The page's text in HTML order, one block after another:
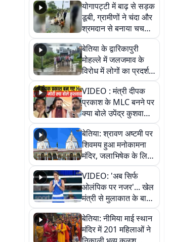
योगापट्टी में बाढ़ से सड़क
डूबी, ग्रामीणों ने चंदा और
श्रमदान से बनाया चचरी
पुल
बेतिया के द्वारिकापुरी
मोहल्ले में जलजमाव के
विरोध में लोगों का प्रदर्शन,
स्थायी समाधान की मांग
VIDEO : मंत्री दीपक
प्रकाश के MLC बनने पर
क्या बोले उपेंद्र कुशवाहा,
सुनिए
बेतिया: श्रावण अष्टमी पर
शिवमय हुआ मनोकामना
मंदिर, जलाभिषेक के लिए
लगी लंबी कतारें
VIDEO: 'अब सिर्फ
ओलंपिक पर नजर'... खेल
मंत्री से मुलाकात के बाद
जैसमीन लंबोरिया का बड़ा
बयान
बेतिया: नीमिया माई स्थान
मंदिर में 201 महिलाओं ने